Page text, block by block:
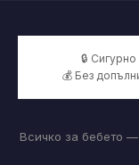
🔒
💰 Без
Всичко за бебето